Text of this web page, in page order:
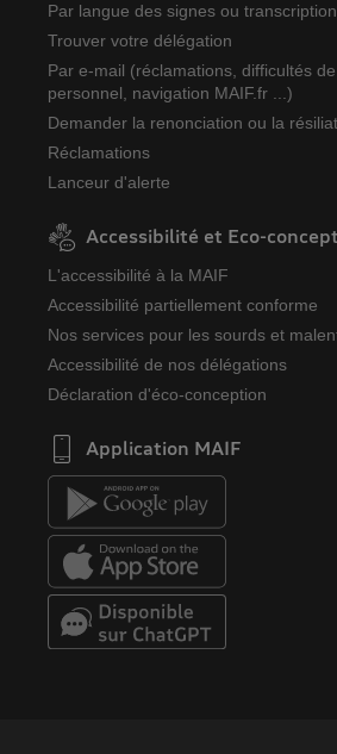
Par langue des signes ou transcription
Trouver votre délégation
Par e-mail (réclamations, difficultés
personnel, navigation MAIF.fr ...)
Demander la renonciation ou la
Réclamations
Lanceur d'alerte
Accessibilité et Eco-
L'accessibilité à la MAIF
Accessibilité partiellement conforme
Nos services pour les sourds et
Accessibilité de nos délégations
Déclaration d'éco-conception
Application MAIF